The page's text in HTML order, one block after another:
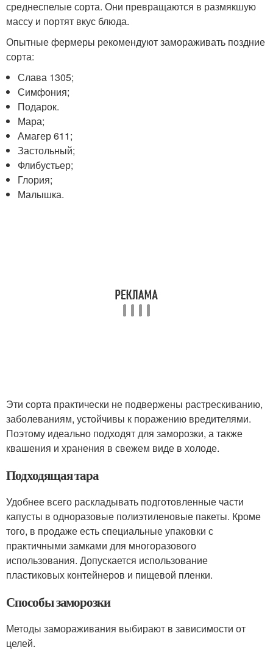
среднеспелые сорта. Они превращаются в размякшую
массу и портят вкус блюда.
Опытные фермеры рекомендуют замораживать поздние
сорта:
Слава 1305;
Симфония;
Подарок.
Мара;
Амагер 611;
Застольный;
Флибустьер;
Глория;
Малышка.
Эти сорта практически не подвержены растрескиванию,
заболеваниям, устойчивы к поражению вредителями.
Поэтому идеально подходят для заморозки, а также
квашения и хранения в свежем виде в холоде.
Подходящая тара
Удобнее всего раскладывать подготовленные части
капусты в одноразовые полиэтиленовые пакеты. Кроме
того, в продаже есть специальные упаковки с
практичными замками для многоразового
использования. Допускается использование
пластиковых контейнеров и пищевой пленки.
Способы заморозки
Методы замораживания выбирают в зависимости от
целей.